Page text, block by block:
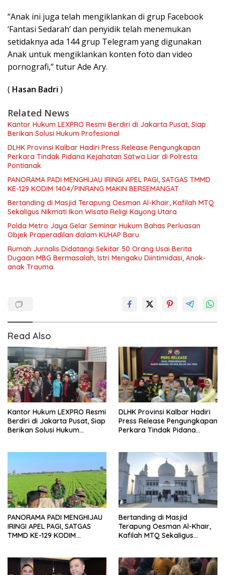
“Anak ini juga telah mengiklankan di grup Facebook
‘Fantasi Sedarah’ dan penyidik ​​​​telah menemukan
setidaknya ada 144 grup Telegram yang digunakan
Anak untuk mengiklankan konten foto dan video
pornografi,” tutur Ade Ary.
( Hasan Badri )
Related News
Kantor Hukum LEXPRO Resmi Berdiri di Jakarta Pusat, Siap
Berikan Solusi Hukum Profesional
DLHK Provinsi Kalbar Hadiri Press Release Pengungkapan
Perkara Tindak Pidana Kejahatan Satwa Liar di Polresta
Pontianak
PANORAMA PADI MENGHIJAU IRINGI APEL PAGI, SATGAS TMMD
KE-129 KODIM 1404/PINRANG MAKIN BERSEMANGAT
Bertanding di Masjid Terapung Oesman Al-Khair, Kafilah MTQ
Sekaligus Nikmati Ikon Wisata Religi Kayong Utara
Polda Metro Jaya Gelar Seminar Hukum Bahas Perluasan
Objek Praperadilan dalam KUHAP Baru
Rumah Jurnalis Didatangi Sekitar 50 Orang Usai Berita
Dugaan MBG Bermasalah, Istri Mengaku Diintimidasi, Anak-
anak Trauma
Read Also
Kantor Hukum LEXPRO Resmi
Berdiri di Jakarta Pusat, Siap
Berikan Solusi Hukum
DLHK Provinsi Kalbar Hadiri
Press Release Pengungkapan
Perkara Tindak Pidana
PANORAMA PADI MENGHIJAU
IRINGI APEL PAGI, SATGAS
TMMD KE-129 KODIM
Bertanding di Masjid
Terapung Oesman Al-Khair,
Kafilah MTQ Sekaligus